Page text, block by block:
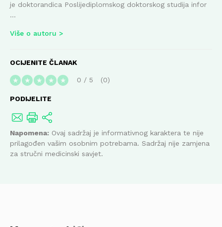
je doktorandica Poslijediplomskog doktorskog studija infor
...
Više o autoru
OCIJENITE ČLANAK
★ ★ ★ ★ ★ 0 / 5 0
PODIJELITE
Napomena: Ovaj sadržaj je informativnog karaktera te nije
prilagođen vašim osobnim potrebama. Sadržaj nije zamjena
za stručni medicinski savjet.